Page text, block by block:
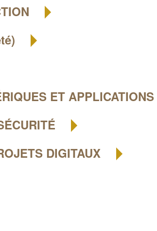
ET APPLICATIONS
DIGITAUX